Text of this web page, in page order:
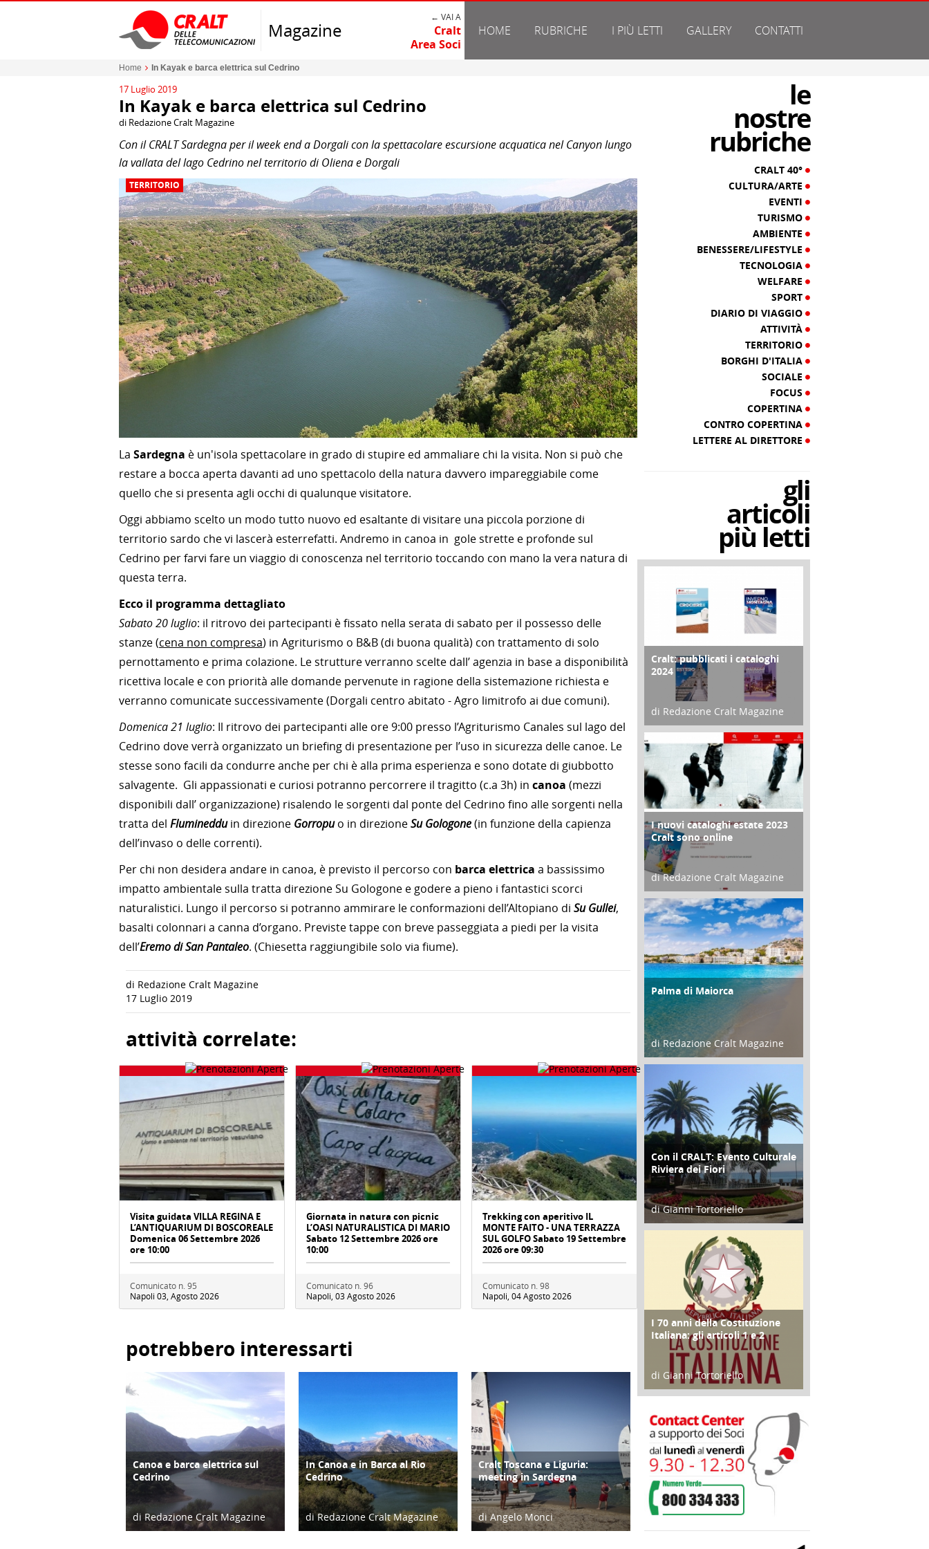
Magazine
← VAI A
Cralt
Area Soci
HOME RUBRICHE I PIÙ LETTI GALLERY CONTATTI
Home In Kayak e barca elettrica sul Cedrino
17 Luglio 2019
In Kayak e barca elettrica sul Cedrino
di Redazione Cralt Magazine
Con il CRALT Sardegna per il week end a Dorgali con la spettacolare escursione acquatica nel Canyon lungo
la vallata del lago Cedrino nel territorio di Oliena e Dorgali
TERRITORIO
La Sardegna è un'isola spettacolare in grado di stupire ed ammaliare chi la visita. Non si può che
restare a bocca aperta davanti ad uno spettacolo della natura davvero impareggiabile come
quello che si presenta agli occhi di qualunque visitatore.
Oggi abbiamo scelto un modo tutto nuovo ed esaltante di visitare una piccola porzione di
territorio sardo che vi lascerà esterrefatti. Andremo in canoa in gole strette e profonde sul
Cedrino per farvi fare un viaggio di conoscenza nel territorio toccando con mano la vera natura di
questa terra.
Ecco il programma dettagliato
Sabato 20 luglio: il ritrovo dei partecipanti è fissato nella serata di sabato per il possesso delle
stanze (cena non compresa) in Agriturismo o B&B (di buona qualità) con trattamento di solo
pernottamento e prima colazione. Le strutture verranno scelte dall’ agenzia in base a disponibilità
ricettiva locale e con priorità alle domande pervenute in ragione della sistemazione richiesta e
verranno comunicate successivamente (Dorgali centro abitato - Agro limitrofo ai due comuni).
Domenica 21 luglio: Il ritrovo dei partecipanti alle ore 9:00 presso l’Agriturismo Canales sul lago del
Cedrino dove verrà organizzato un briefing di presentazione per l’uso in sicurezza delle canoe. Le
stesse sono facili da condurre anche per chi è alla prima esperienza e sono dotate di giubbotto
salvagente. Gli appassionati e curiosi potranno percorrere il tragitto (c.a 3h) in canoa (mezzi
disponibili dall’ organizzazione) risalendo le sorgenti dal ponte del Cedrino fino alle sorgenti nella
tratta del Flumineddu in direzione Gorropu o in direzioneSu Gologone(in funzione della capienza
dell’invaso o delle correnti).
Per chi non desidera andare in canoa, è previsto il percorso con barca elettrica a bassissimo
impatto ambientale sulla tratta direzione Su Gologone e godere a pieno i fantastici scorci
naturalistici. Lungo il percorso si potranno ammirare le conformazioni dell’Altopiano di Su Gullei,
basalti colonnari a canna d’organo. Previste tappe con breve passeggiata a piedi per la visita
dell’Eremo di San Pantaleo. (Chiesetta raggiungibile solo via fiume).
di Redazione Cralt Magazine
17 Luglio 2019
attività correlate:
Visita guidata VILLA REGINA E
L’ANTIQUARIUM DI BOSCOREALE
Domenica 06 Settembre 2026
ore 10:00
Comunicato n. 95
Napoli 03, Agosto 2026
Giornata in natura con picnic
L’OASI NATURALISTICA DI MARIO
Sabato 12 Settembre 2026 ore
10:00
Comunicato n. 96
Napoli, 03 Agosto 2026
Trekking con aperitivo IL
MONTE FAITO - UNA TERRAZZA
SUL GOLFO Sabato 19 Settembre
2026 ore 09:30
Comunicato n. 98
Napoli, 04 Agosto 2026
potrebbero interessarti
ATTIVITÀ
Canoa e barca elettrica sul
Cedrino
di Redazione Cralt Magazine
ATTIVITÀ
In Canoa e in Barca al Rio
Cedrino
di Redazione Cralt Magazine
DIARIO DI VIAGGIO
Cralt Toscana e Liguria:
meeting in Sardegna
di Angelo Monci
le
nostre
rubriche
CRALT 40°
CULTURA/ARTE
EVENTI
TURISMO
AMBIENTE
BENESSERE/LIFESTYLE
TECNOLOGIA
WELFARE
SPORT
DIARIO DI VIAGGIO
ATTIVITÀ
TERRITORIO
BORGHI D'ITALIA
SOCIALE
FOCUS
COPERTINA
CONTRO COPERTINA
LETTERE AL DIRETTORE
gli
articoli
più letti
COPERTINA
Cralt: pubblicati i cataloghi
2024
di Redazione Cralt Magazine
21 Novembre 2023
CONTRO COPERTINA
I nuovi cataloghi estate 2023
Cralt sono online
di Redazione Cralt Magazine
07 Marzo 2023
ATTIVITÀ
Palma di Maiorca
di Redazione Cralt Magazine
25 Giugno 2016
ATTIVITÀ
Con il CRALT: Evento Culturale
Riviera dei Fiori
di Gianni Tortoriello
16 Febbraio 2018
FOCUS
I 70 anni della Costituzione
Italiana: gli articoli 1 e 2
di Gianni Tortoriello
17 Marzo 2018